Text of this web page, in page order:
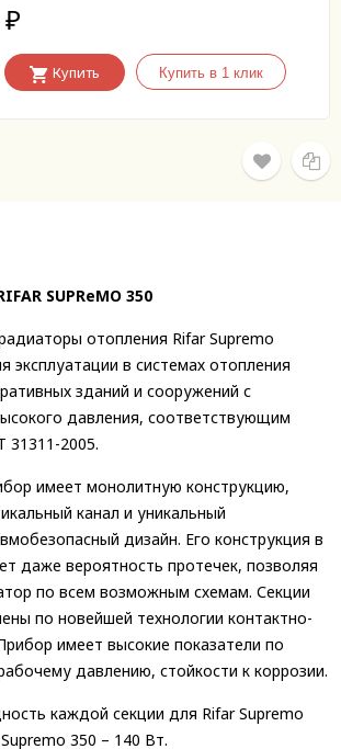
₽
Купить
SUPReMO 350
отопления Rifar Supremo
эксплуатации в системах отопления
зданий и сооружений с
давления, соответствующим
31311-2005.
имеет монолитную конструкцию,
канал и уникальный
дизайн. Его конструкция в
даже вероятность протечек, позволяя
по всем возможным схемам. Секции
по новейшей технологии контактно-
имеет высокие показатели по
давлению, стойкости к коррозии.
каждой секции для Rifar Supremo
350 – 140 Вт.